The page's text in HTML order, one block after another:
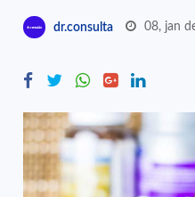
dr.consulta 08, jan